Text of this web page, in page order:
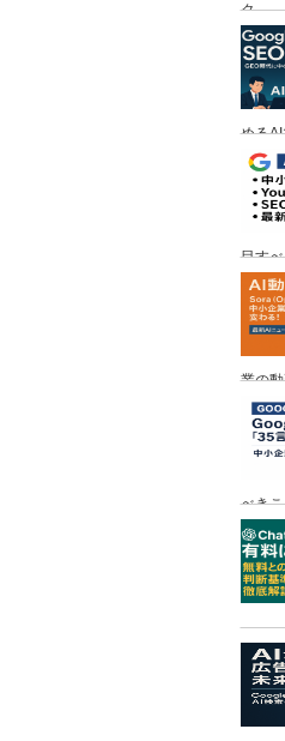
ク
める
目す
業の
め
べき